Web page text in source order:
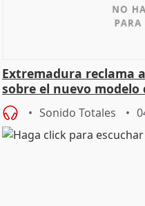
Extremadura reclama
sobre el nuevo
Sonido Totales